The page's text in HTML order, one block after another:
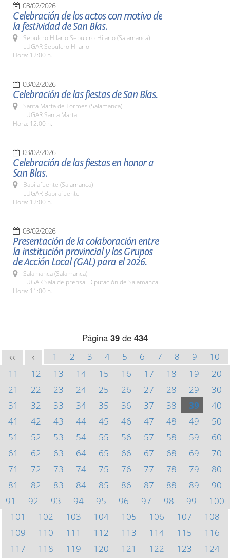
03/02/2026
Celebración de los actos con motivo de
la festividad de San Blas.
Sepulcro Hilario Sepulcro-Hilario (Salamanca)
LUGAR Sepulcro Hilario
Hora: 12:00 h.
03/02/2026
Celebración de las fiestas de San Blas.
Santa Marta de Tormes (Salamanca)
LUGAR Santa Marta
Hora: 12:00 h.
03/02/2026
Celebración de las fiestas en honor a
San Blas.
Babilafuente (Salamanca)
LUGAR Babilafuente
Hora: 12:00 h.
03/02/2026
Presentación de la colaboración entre
la institución provincial y los Grupos
de Acción Local (GAL) para el 2026.
Salamanca (Salamanca)
LUGAR Sala de prensa. Diputación de Salamanca
Hora: 11:00 h.
Página 39 de 434
<< < 1 2 3 4 5 6 7 8 9
10
11
12 13 14 15 16 17 18 19
20
21
22 23 24 25 26 27 28 29
30
31
32 33 34 35 36 37 38 39
40
41
42 43 44 45 46 47 48 49
50
51
52 53 54 55 56 57 58 59
60
61
62 63 64 65 66 67 68 69
70
71
72 73 74 75 76 77 78 79
80
81
82 83 84 85 86 87 88 89
90
91
92 93 94 95 96 97 98 99
100
101
102 103 104 105 106 107
108
109
110 111 112 113 114 115
116
117
118 119 120 121 122 123
124